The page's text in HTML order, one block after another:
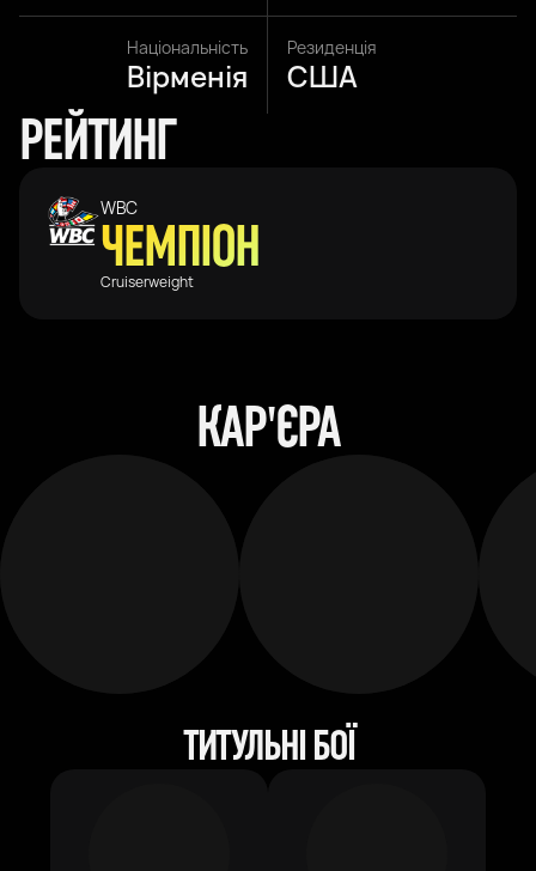
Національність
Вірменія
Резиденція
США
РЕЙТИНГ
WBC
ЧЕМПІОН
Cruiserweight
КАР'ЄРА
ТИТУЛЬНІ БОЇ